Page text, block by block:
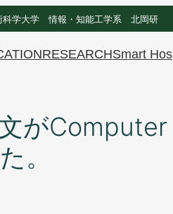
科学大学 情報・知能工学系 北岡研
RESEARCHSmart
が
。